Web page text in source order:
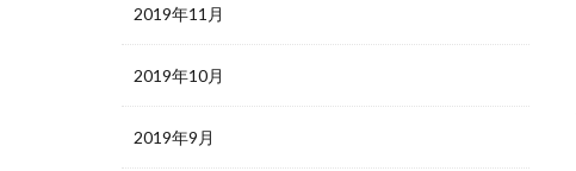
2019年11月
2019年10月
2019年9月